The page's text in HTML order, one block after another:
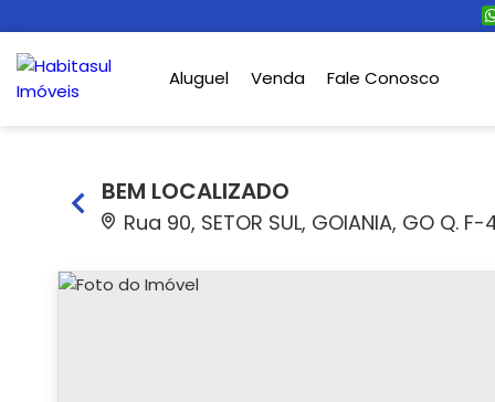
Aluguel Venda Fale Conosco
BEM LOCALIZADO
Rua 90, SETOR SUL, GOIANIA, GO Q. F-